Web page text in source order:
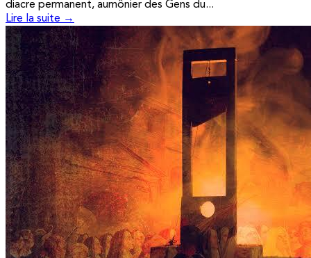
diacre permanent, aumônier des Gens du...
Lire la suite →